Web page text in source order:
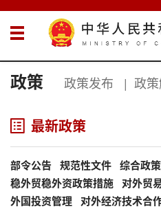
政策 政策发布 | 政
最新政策
部令公告 规范性文件 综合政策
稳外贸稳外资政策措施 对外贸
外国投资管理
对外经济技术合